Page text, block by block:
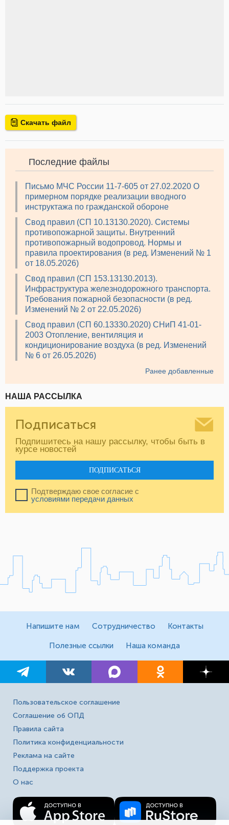
Скачать файл
Последние файлы
Письмо МЧС России 11-7-605 от 27.02.2020 О
примерном порядке реализации вводного
инструктажа по гражданской обороне
Свод правил (СП 10.13130.2020). Системы
противопожарной защиты. Внутренний
противопожарный водопровод. Нормы и
правила проектирования (в ред. Изменений № 1
от 18.05.2026)
Свод правил (СП 153.13130.2013).
Инфраструктура железнодорожного транспорта.
Требования пожарной безопасности (в ред.
Изменений № 2 от 22.05.2026)
Свод правил (СП 60.13330.2020) СНиП 41-01-
2003 Отопление, вентиляция и
кондиционирование воздуха (в ред. Изменений
№ 6 от 26.05.2026)
Ранее добавленные
НАША РАССЫЛКА
Подписаться
Подпишитесь на нашу рассылку, чтобы быть в
курсе новостей
ПОДПИСАТЬСЯ
Подтверждаю свое согласие с
условиями передачи данных
Напишите нам Сотрудничество Контакты
Полезные ссылки Наша команда
Пользовательское соглашение
Соглашение об ОПД
Правила сайта
Политика конфиденциальности
Реклама на сайте
Поддержка проекта
О нас